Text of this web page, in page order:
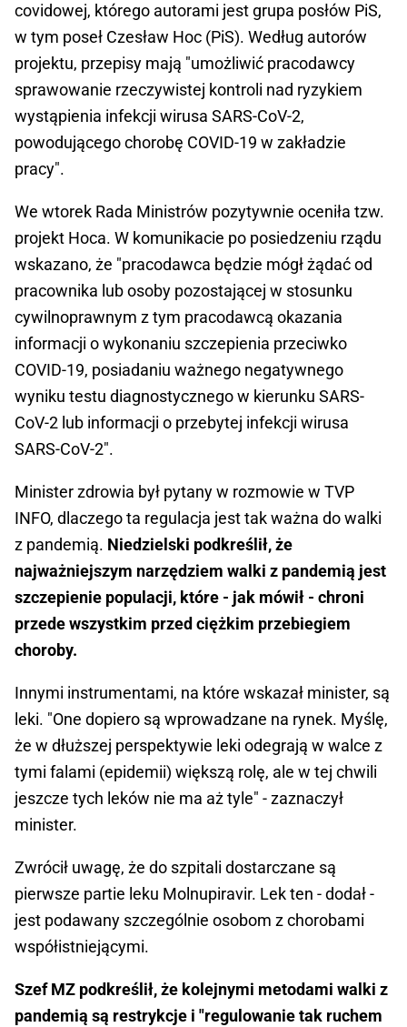
covidowej, którego autorami jest grupa posłów PiS,
w tym poseł Czesław Hoc (PiS). Według autorów
projektu, przepisy mają "umożliwić pracodawcy
sprawowanie rzeczywistej kontroli nad ryzykiem
wystąpienia infekcji wirusa SARS-CoV-2,
powodującego chorobę COVID-19 w zakładzie
pracy".
We wtorek Rada Ministrów pozytywnie oceniła tzw.
projekt Hoca. W komunikacie po posiedzeniu rządu
wskazano, że "pracodawca będzie mógł żądać od
pracownika lub osoby pozostającej w stosunku
cywilnoprawnym z tym pracodawcą okazania
informacji o wykonaniu szczepienia przeciwko
COVID-19, posiadaniu ważnego negatywnego
wyniku testu diagnostycznego w kierunku SARS-
CoV-2 lub informacji o przebytej infekcji wirusa
SARS-CoV-2".
Minister zdrowia był pytany w rozmowie w TVP
INFO, dlaczego ta regulacja jest tak ważna do walki
z pandemią. Niedzielski podkreślił, że
najważniejszym narzędziem walki z pandemią jest
szczepienie populacji, które - jak mówił - chroni
przede wszystkim przed ciężkim przebiegiem
choroby.
Innymi instrumentami, na które wskazał minister, są
leki. "One dopiero są wprowadzane na rynek. Myślę,
że w dłuższej perspektywie leki odegrają w walce z
tymi falami (epidemii) większą rolę, ale w tej chwili
jeszcze tych leków nie ma aż tyle" - zaznaczył
minister.
Zwrócił uwagę, że do szpitali dostarczane są
pierwsze partie leku Molnupiravir. Lek ten - dodał -
jest podawany szczególnie osobom z chorobami
współistniejącymi.
Szef MZ podkreślił, że kolejnymi metodami walki z
pandemią są restrykcje i "regulowanie tak ruchem